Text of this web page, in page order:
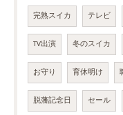
完熟スイカ テレビ
TV出演 冬のスイカ
お守り 育休明け
脱藩記念日 セール